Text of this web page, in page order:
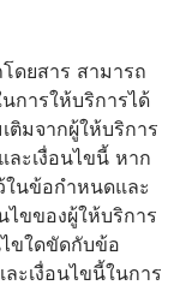
ดยสาร สามารถ
การให้บริการได้
ติมจากผู้ให้บริการ
ะเงื่อนไขนี้ หาก
ในข้อกำหนดและ
ไขของผู้ให้บริการ
ขใดขัดกับข้อ
ะเงื่อนไขนี้ในการ